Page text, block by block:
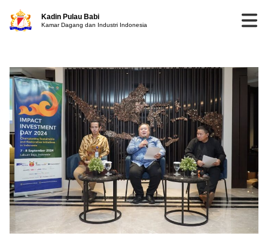
Kadin Pulau Babi
Kamar Dagang dan Industri Indonesia